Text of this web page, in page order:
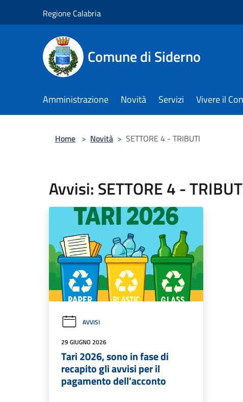
Regione Calabria
Comune di Siderno
Amministrazione Novità Servizi Vivere il
Home > Novità > SETTORE 4 - TRIBUTI
Avvisi: SETTORE 4 -
AVVISI
29 GIUGNO 2026
Tari 2026, sono in fase di
recapito gli avvisi per il
pagamento dell'acconto